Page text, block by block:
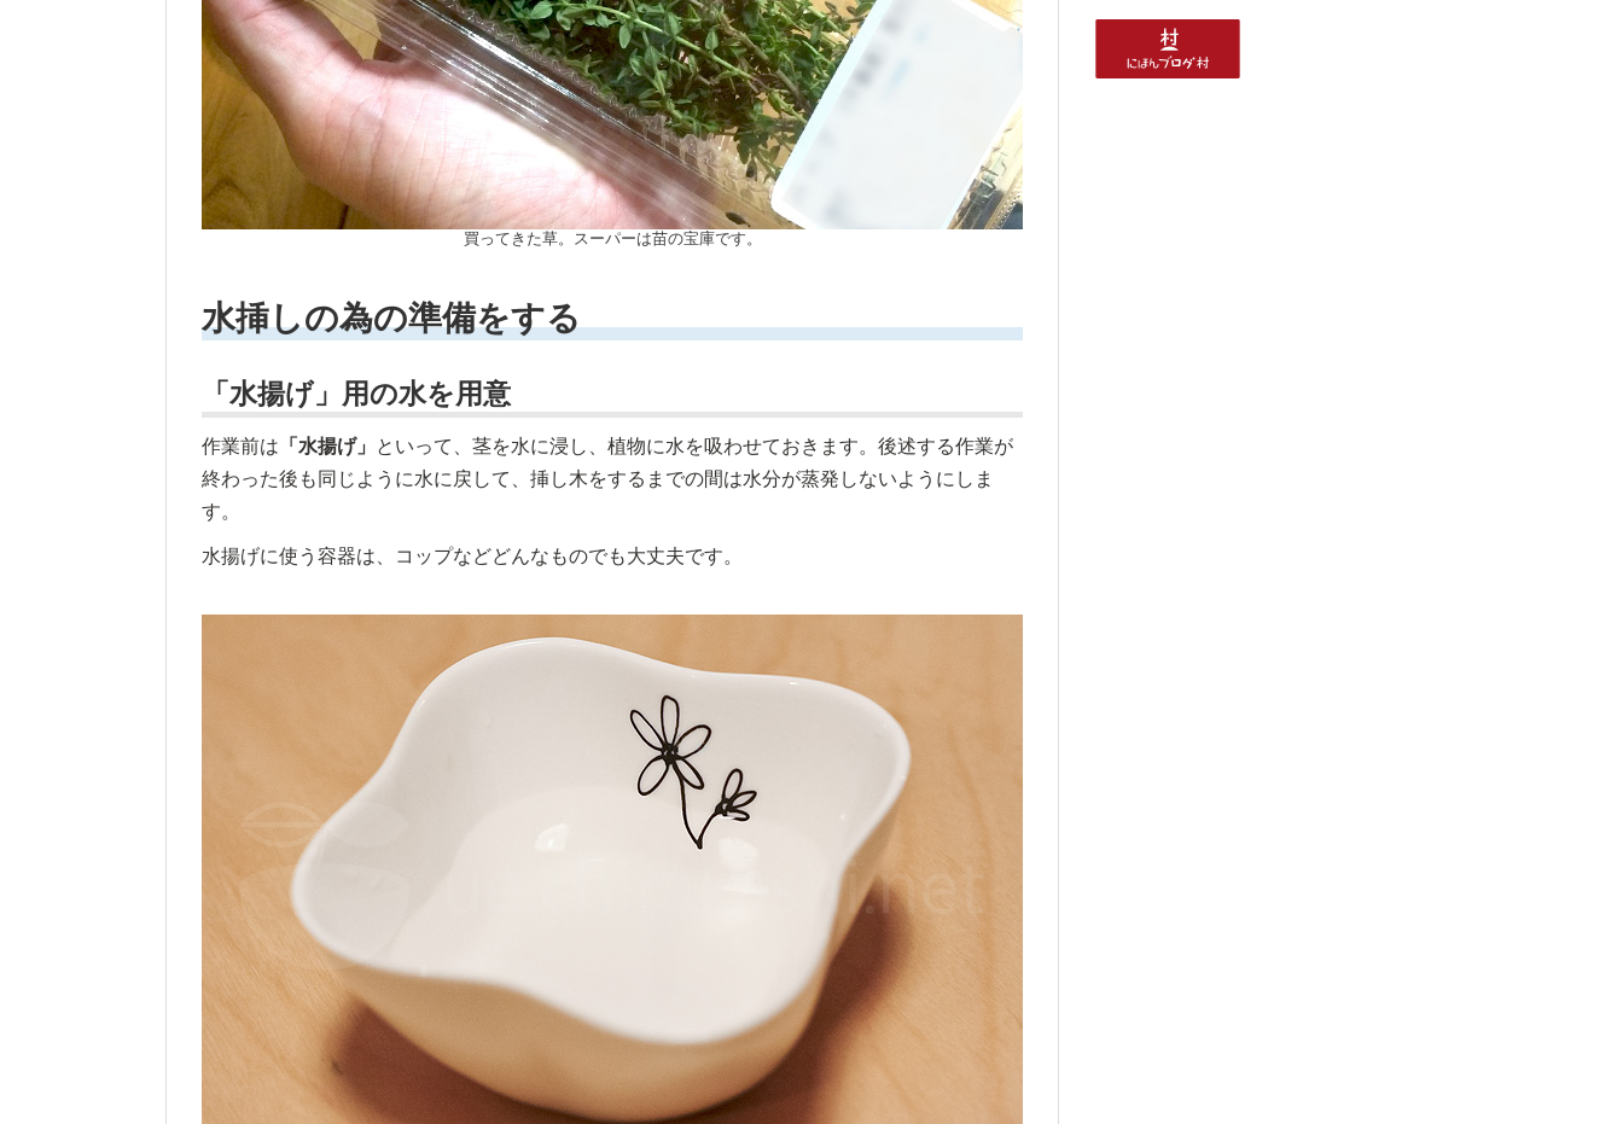
買ってきた草。スーパーは苗の宝庫です。
水挿しの為の準備をする
「水揚げ」用の水を用意
作業前は 「水揚げ」
といって、茎を水に浸し、植物に水を吸わせておきます。後述する作業が
終わった後も同じように水に戻して、挿し木をするまでの間は水分が蒸発しないようにしま
す。
水揚げに使う容器は、コップなどどんなものでも大丈夫です。